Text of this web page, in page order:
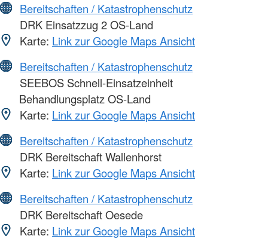
Bereitschaften / Katastrophenschutz
DRK Einsatzzug 2 OS-Land
Karte: Link zur Google Maps Ansicht
Bereitschaften / Katastrophenschutz
SEEBOS Schnell-Einsatzeinheit
Behandlungsplatz OS-Land
Karte: Link zur Google Maps Ansicht
Bereitschaften / Katastrophenschutz
DRK Bereitschaft Wallenhorst
Karte: Link zur Google Maps Ansicht
Bereitschaften / Katastrophenschutz
DRK Bereitschaft Oesede
Karte: Link zur Google Maps Ansicht